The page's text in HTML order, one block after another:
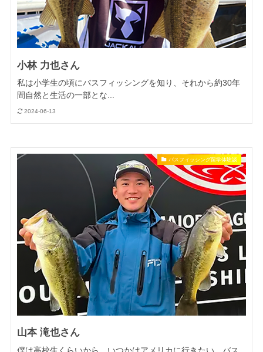
小林 力也さん
私は小学生の頃にバスフィッシングを知り、それから約30年
間自然と生活の一部とな...
2024-06-13
バスフィッシング留学体験談
山本 滝也さん
僕は高校生くらいから、いつかはアメリカに行きたい。バス